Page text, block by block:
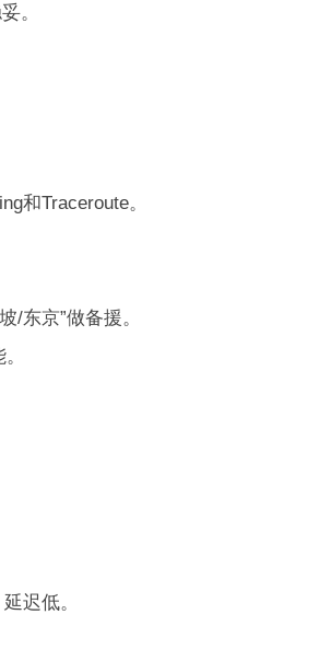
。
和Traceroute。
/东京”做备援。
迟低。